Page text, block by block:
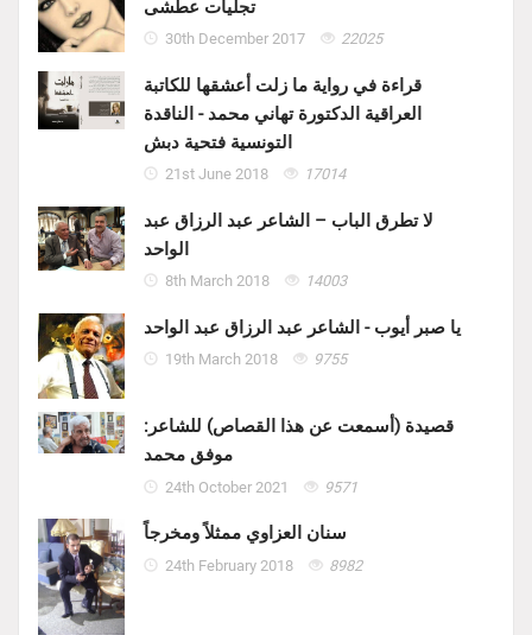
تجليات عطشى
30th December 2017 22025
قراءة في رواية ما زلت أعشقها للكاتبة
العراقية الدكتورة تهاني محمد - الناقدة
التونسية فتحية دبش
21st June 2018 17014
لا تطرق الباب – الشاعر عبد الرزاق عبد
الواحد
8th March 2018 14003
يا صبر أيوب - الشاعر عبد الرزاق عبد الواحد
19th March 2018 9755
قصيدة (أسمعت عن هذا القصاص) للشاعر:
موفق محمد
24th October 2021 9571
سنان العزاوي ممثلاً ومخرجاً
24th February 2018 8982